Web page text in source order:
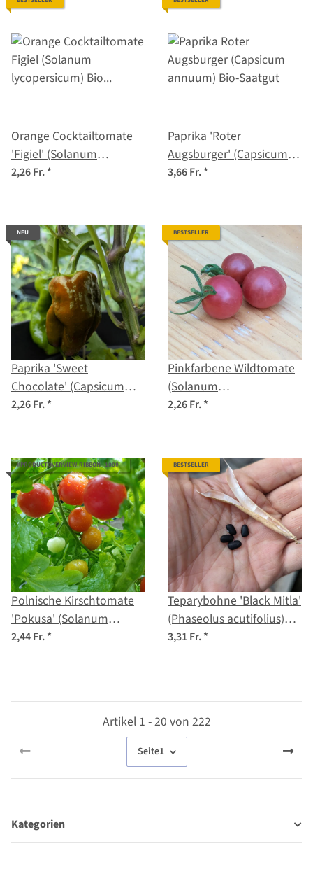
Orange Cocktailtomate
'Figiel' (Solanum
lycopersicum) Bio
2,26 Fr.*
Paprika 'Roter
Augsburger' (Capsicum
annuum) Bio-Saatgut
3,66 Fr.*
NEU
Paprika 'Sweet
Chocolate' (Capsicum
annuum) Samen
2,26 Fr.*
BESTSELLER
Pinkfarbene Wildtomate
(Solanum
pimpinellifolium) Samen
2,26 Fr.*
#PRODUCTOVERVIEW.RIBBON--100#
Polnische Kirschtomate
'Pokusa' (Solanum
lycopersicum) Bio Samen
2,44 Fr.*
BESTSELLER
Teparybohne 'Black Mitla'
(Phaseolus acutifolius)
Samen
3,31 Fr.*
Artikel 1 - 20 von 222
Seite1
Kategorien